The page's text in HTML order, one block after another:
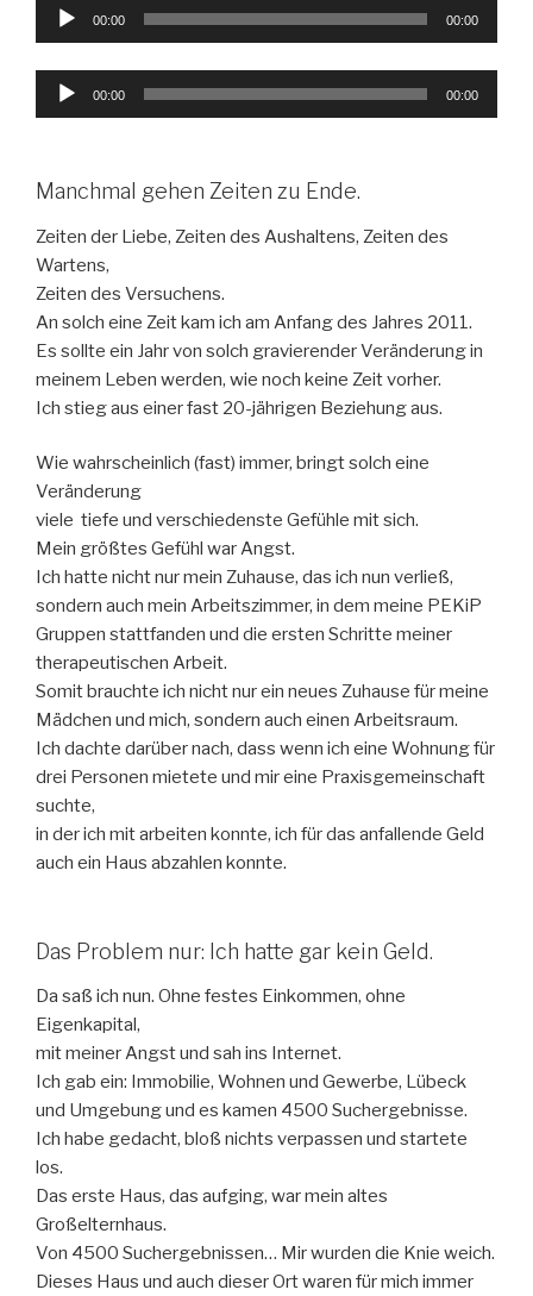
Audio-
00:00 00:00
Audio-
00:00 00:00
Manchmal gehen Zeiten zu Ende.
Zeiten der Liebe, Zeiten des Aushaltens, Zeiten des
Wartens,
Zeiten des Versuchens.
An solch eine Zeit kam ich am Anfang des Jahres 2011.
Es sollte ein Jahr von solch gravierender Veränderung in
meinem Leben werden, wie noch keine Zeit vorher.
Ich stieg aus einer fast 20-jährigen Beziehung aus.
Wie wahrscheinlich (fast) immer, bringt solch eine
Veränderung
viele tiefe und verschiedenste Gefühle mit sich.
Mein größtes Gefühl war Angst.
Ich hatte nicht nur mein Zuhause, das ich nun verließ,
sondern auch mein Arbeitszimmer, in dem meine PEKiP
Gruppen stattfanden und die ersten Schritte meiner
therapeutischen Arbeit.
Somit brauchte ich nicht nur ein neues Zuhause für meine
Mädchen und mich, sondern auch einen Arbeitsraum.
Ich dachte darüber nach, dass wenn ich eine Wohnung für
drei Personen mietete und mir eine Praxisgemeinschaft
suchte,
in der ich mit arbeiten konnte, ich für das anfallende Geld
auch ein Haus abzahlen konnte.
Das Problem nur: Ich hatte gar kein Geld.
Da saß ich nun. Ohne festes Einkommen, ohne
Eigenkapital,
mit meiner Angst und sah ins Internet.
Ich gab ein: Immobilie, Wohnen und Gewerbe, Lübeck
und Umgebung und es kamen 4500 Suchergebnisse.
Ich habe gedacht, bloß nichts verpassen und startete
los.
Das erste Haus, das aufging, war mein altes
Großelternhaus.
Von 4500 Suchergebnissen… Mir wurden die Knie weich.
Dieses Haus und auch dieser Ort waren für mich immer